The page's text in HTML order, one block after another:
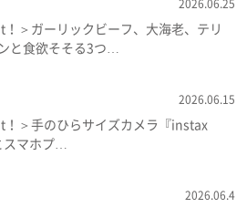
2026.06.25
！＞ガーリックビーフ、大海老、テリ
と食欲そそる3つ…
2026.06.15
！＞手のひらサイズカメラ『instax
マホプ…
2026.06.4